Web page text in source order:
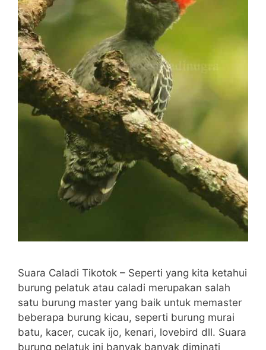
Suara Caladi Tikotok – Seperti yang kita ketahui
burung pelatuk atau caladi merupakan salah
satu burung master yang baik untuk memaster
beberapa burung kicau, seperti burung murai
batu, kacer, cucak ijo, kenari, lovebird dll. Suara
burung pelatuk ini banyak banyak diminati